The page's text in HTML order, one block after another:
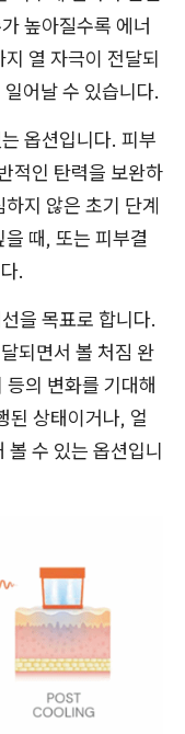
높아질수록 에너
열 자극이 전달되
어날 수 있습니다.
옵션입니다. 피부
적인 탄력을 보완하
지 않은 초기 단계
때, 또는 피부결
.
을 목표로 합니다.
되면서 볼 처짐 완
의 변화를 기대해
된 상태이거나, 얼
볼 수 있는 옵션입니